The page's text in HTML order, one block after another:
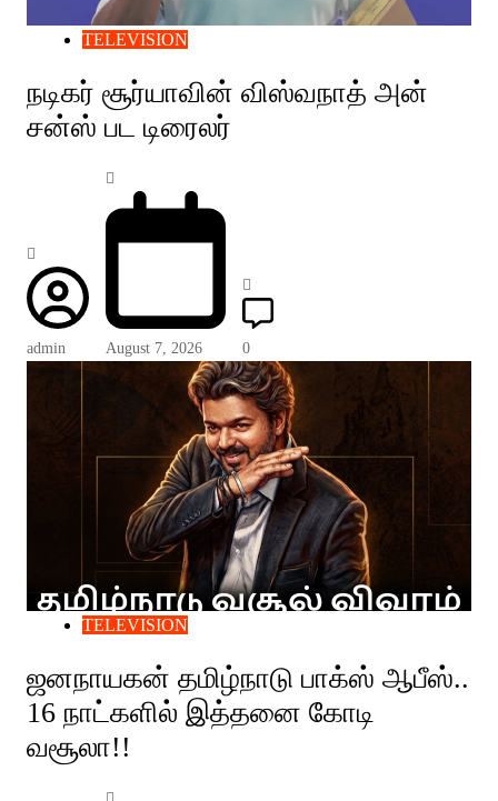
TELEVISION
நடிகர் சூர்யாவின் விஸ்வநாத் அன்
சன்ஸ் பட டிரைலர்
admin August 7, 2026 0
TELEVISION
ஜனநாயகன் தமிழ்நாடு பாக்ஸ் ஆபீஸ்..
16 நாட்களில் இத்தனை கோடி
வசூலா!!